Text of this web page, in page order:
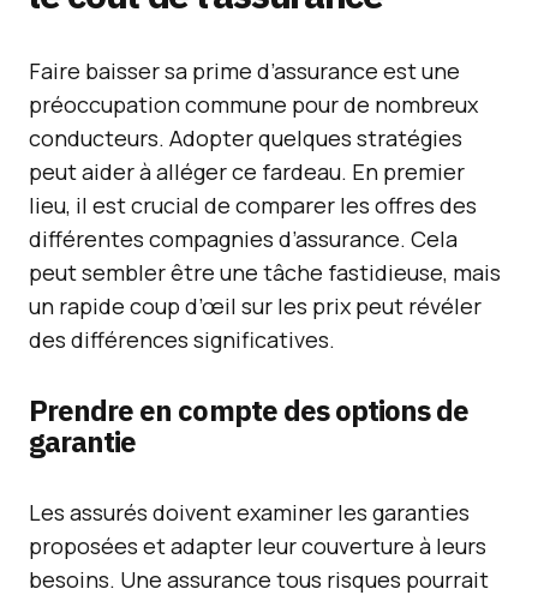
Faire baisser sa prime d’assurance est une
préoccupation commune pour de nombreux
conducteurs. Adopter quelques stratégies
peut aider à alléger ce fardeau. En premier
lieu, il est crucial de comparer les offres des
différentes compagnies d’assurance. Cela
peut sembler être une tâche fastidieuse, mais
un rapide coup d’œil sur les prix peut révéler
des différences significatives.
Prendre en compte des options de
garantie
Les assurés doivent examiner les garanties
proposées et adapter leur couverture à leurs
besoins. Une assurance tous risques pourrait